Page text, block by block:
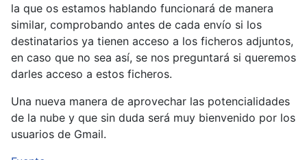
la que os estamos hablando funcionará de manera
similar, comprobando antes de cada envío si los
destinatarios ya tienen acceso a los ficheros adjuntos,
en caso que no sea así, se nos preguntará si queremos
darles acceso a estos ficheros.
Una nueva manera de aprovechar las potencialidades
de la nube y que sin duda será muy bienvenido por los
usuarios de Gmail.